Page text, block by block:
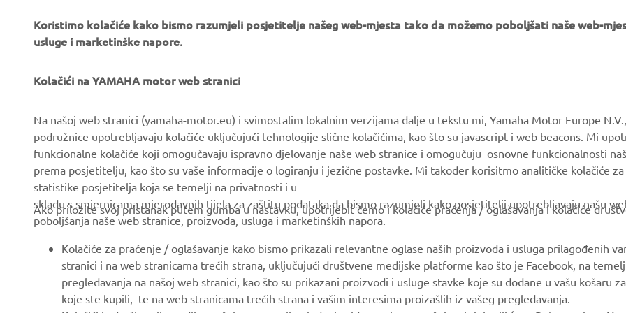
About us
Events
Press
Working at Yamaha
Become a Dealer
eBike systems
Authorities & Police
Golfcourses
First responders
Robotics
Partnerships
MyYamaha
Yamaha Motor Global
Parts Catalogue
Management of Waste
Koristimo kolačiće kako bismo razumjeli posjetitelje našeg web-mjesta tako da možemo poboljšati naše web-
usluge i marketinške napore.
Kolačići na YAMAHA motor web stranici
Na našoj web stranici (yamaha-motor.eu) i svimostalim lokalnim verzijama dalje u tekstu mi, Yamaha Motor Europe
podružnice upotrebljavaju kolačiće uključujući tehnologije slične kolačićima, kao što su javascript i web beacons. Mi
funkcionalne kolačiće koji omogučavaju ispravno djelovanje naše web stranice i omogučuju osnovne funkcionalnosti
prema posjetitelju, kao što su vaše informacije o logiranju i jezične postavke. Mi također korisitmo analitičke kolačiće
statistike posjetitelja koja se temelji na privatnosti i u
skladu s smjernicama mjerodavnih tijela za zaštitu podataka da bismo razumjeli kako posjetitelji upotrebljavaju našu
poboljšanja naše web stranice, proizvoda, usluga i marketinških napora.
Ako priložite svoj pristanak putem gumba u nastavku, upotrijebit ćemo i kolačiće praćenja / oglašavanja i kolačiće
Kolačiće za praćenje / oglašavanje kako bismo prikazali relevantne oglase naših proizvoda i usluga prilagođenih
stranici i na web stranicama trećih strana, uključujući društvene medijske platforme kao što je Facebook, na
pregledavanja na našoj web stranici, kao što su prikazani proizvodi i usluge stavke koje su dodane u vašu košaru
koje ste kupili, te na web stranicama trećih strana i vašim interesima proizašlih iz vašeg pregledavanja.